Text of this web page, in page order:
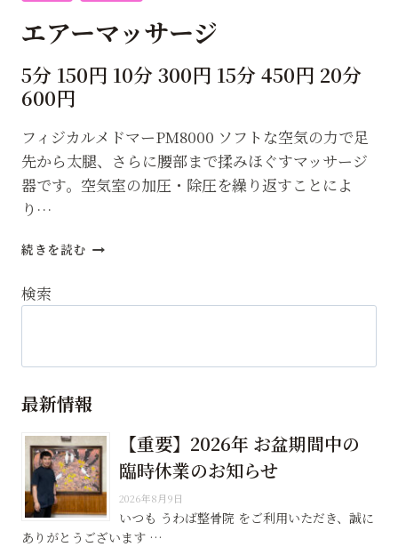
エアーマッサージ
5分 150円 10分 300円 15分 450円 20分
600円
フィジカルメドマーPM8000 ソフトな空気の力で足
先から太腿、さらに腰部まで揉みほぐすマッサージ
器です。空気室の加圧・除圧を繰り返すことによ
り…
続きを読む
検索
最新情報
【重要】2026年 お盆期間中の
臨時休業のお知らせ
2026年8月9日
いつも うわば整骨院 をご利用いただき、誠に
ありがとうございます …